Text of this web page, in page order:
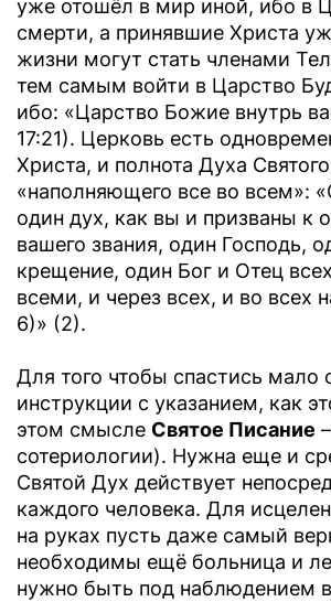
уже отошёл в мир иной, ибо в
смерти, а принявшие Христа
жизни могут стать членами
тем самым войти в Царство
ибо: «Царство Божие внутрь
17:21). Церковь есть
Христа, и полнота Духа
«наполняющего все во всем»:
один дух, как вы и призваны к
вашего звания, один Господь,
крещение, один Бог и Отец
всеми, и через всех, и во всех
6)» (2).
Для того чтобы спастись мало
инструкции с указанием, как
этом смысле Святое Писание
сотериологии). Нужна еще и
Святой Дух действует
каждого человека. Для
на руках пусть даже самый
необходимы ещё больница и
нужно быть под наблюдением